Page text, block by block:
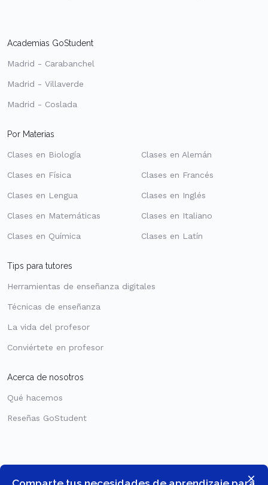
×
Academias GoStudent
Madrid - Carabanchel
Madrid - Villaverde
Madrid - Coslada
Por Materias
Clases en Biología
Clases en Física
Clases en Lengua
Clases en Matemáticas
Clases en Química
Clases en Alemán
Clases en Francés
Clases en Inglés
Clases en Italiano
Clases en Latín
Tips para tutores
Herramientas de enseñanza digitales
Técnicas de enseñanza
La vida del profesor
Conviértete en profesor
Acerca de nosotros
Qué hacemos
Reseñas GoStudent